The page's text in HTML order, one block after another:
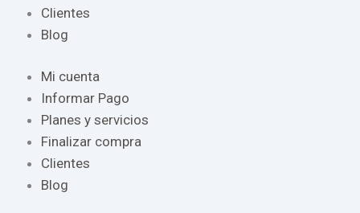
Clientes
Blog
Mi cuenta
Informar Pago
Planes y servicios
Finalizar compra
Clientes
Blog